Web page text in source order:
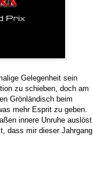
Gelegenheit sein
zu schieben, doch am
Grönländisch beim
mehr Esprit zu geben.
innere Unruhe auslöst
dass mir dieser Jahrgang